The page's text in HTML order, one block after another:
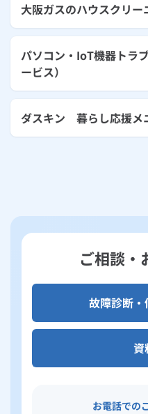
大阪ガスのハウスクリー
パソコン・IoT機器トラ
ービス）
ダスキン 暮らし応援メ
ご相談・
故障診断
資
お電話での